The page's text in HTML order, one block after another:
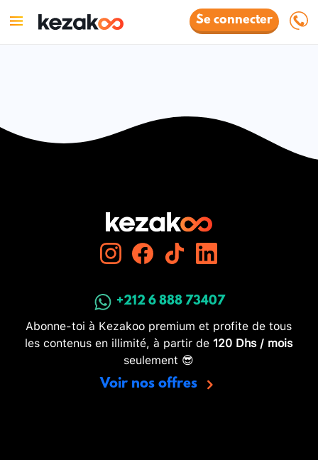
Se connecter
+212 6 888 73407
Abonne-toi à Kezakoo premium et profite de tous
les contenus en illimité, à partir de 120 Dhs / mois
seulement 😎
Voir nos offres